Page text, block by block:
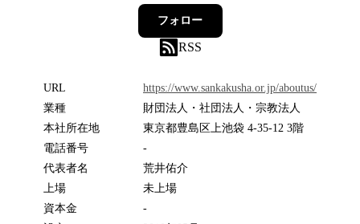
フォロー
RSS
URL
https://www.sankakusha.or.jp/aboutus/
業種
財団法人・社団法人・宗教法人
本社所在地
東京都豊島区上池袋 4-35-12 3階
電話番号
-
代表者名
荒井佑介
上場
未上場
資本金
-